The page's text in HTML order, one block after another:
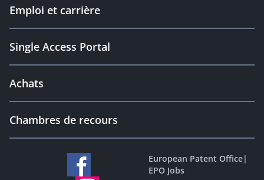
Emploi et carrière
Single Access Portal
Achats
Chambres de recours
European Patent Office|
EPO Jobs